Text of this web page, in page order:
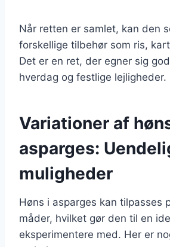
Når retten er samlet, kan den
forskellige tilbehør som ris,
Det er en ret, der egner sig
hverdag og festlige lejligheder.
Variationer af
asparges:
muligheder
Høns i asparges kan tilpasses
måder, hvilket gør den til en
eksperimentere med. Her er